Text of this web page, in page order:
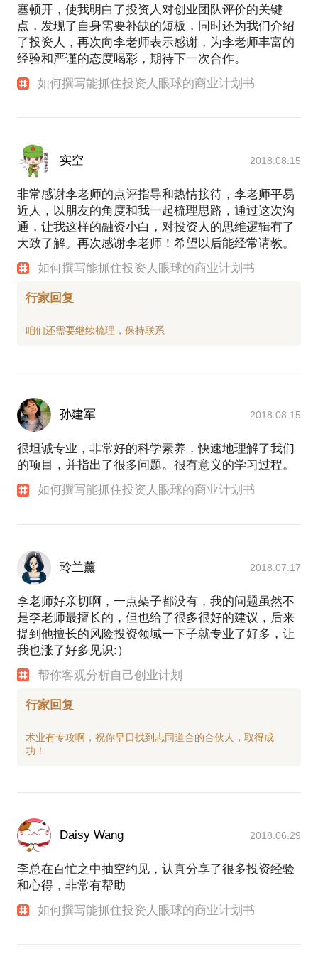
塞顿开，使我明白了投资人对创业团队评价的关键
点，发现了自身需要补缺的短板，同时还为我们介绍
了投资人，再次向李老师表示感谢，为李老师丰富的
经验和严谨的态度喝彩，期待下一次合作。
如何撰写能抓住投资人眼球的商业计划书
实空 2018.08.15
非常感谢李老师的点评指导和热情接待，李老师平易
近人，以朋友的角度和我一起梳理思路，通过这次沟
通，让我这样的融资小白，对投资人的思维逻辑有了
大致了解。再次感谢李老师！希望以后能经常请教。
如何撰写能抓住投资人眼球的商业计划书
行家回复
孙建军 2018.08.15
很坦诚专业，非常好的科学素养，快速地理解了我们
的项目，并指出了很多问题。很有意义的学习过程。
如何撰写能抓住投资人眼球的商业计划书
玲兰薰 2018.07.17
李老师好亲切啊，一点架子都没有，我的问题虽然不
是李老师最擅长的，但也给了很多很好的建议，后来
提到他擅长的风险投资领域一下子就专业了好多，让
我也涨了好多见识:）
帮你客观分析自己创业计划
行家回复
术业有专攻啊，祝你早日找到志同道合的合伙人，取得成
Daisy Wang 2018.06.29
李总在百忙之中抽空约见，认真分享了很多投资经验
和心得，非常有帮助
如何撰写能抓住投资人眼球的商业计划书